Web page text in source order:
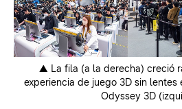
▲ La fila (a la derecha) creció
experiencia de juego 3D sin lentes
Odyssey 3D